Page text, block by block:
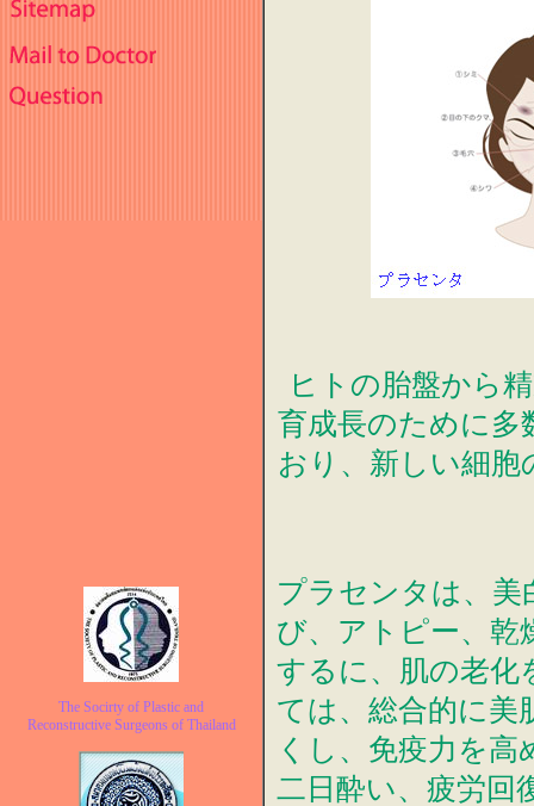
The Socirty of Plastic and
Reconstructive Surgeons of Thailand
ヒトの胎盤から
育成長のために多
おり、新しい細胞
プラセンタは、
び、アトピー、乾
するに、肌の老化
ては、総合的に美
くし、免疫力を
二日酔い、疲労回